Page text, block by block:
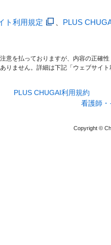
ト利用規定 PLUS
意を払っておりますが、内容の正確
りません。詳細は下記「ウェブサイト
PLUS CHUGAI利用規約
看護師
Copyright ©